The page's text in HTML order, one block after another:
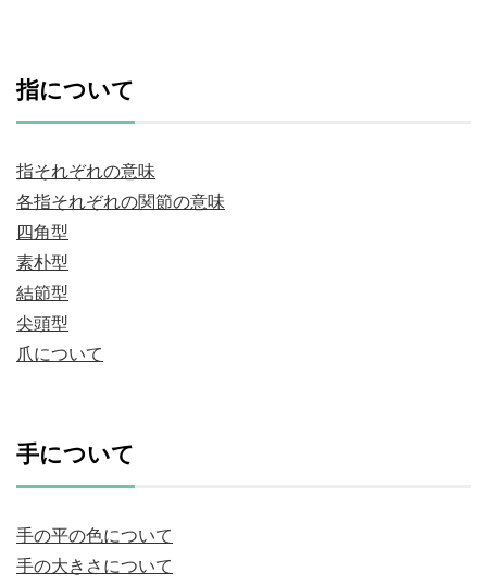
指について
指それぞれの意味
各指それぞれの関節の意味
四角型
素朴型
結節型
尖頭型
爪について
手について
手の平の色について
手の大きさについて